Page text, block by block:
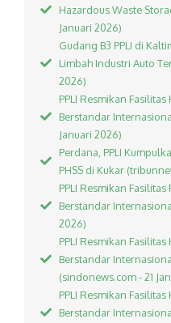
Hazardous Waste
Januari 2026)
Gudang B3 PPLI di
Limbah Industri Auto
2026)
PPLI Resmikan
Berstandar
Januari 2026)
Perdana, PPLI
PHSS di Kukar
PPLI Resmikan
Berstandar
2026)
PPLI Resmikan
Berstandar
(sindonews.com - 21
PPLI Resmikan
Berstandar